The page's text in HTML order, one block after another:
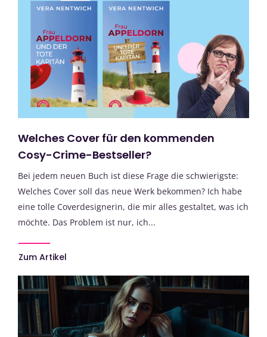
Welches Cover für den kommenden
Cosy-Crime-Bestseller?
Bei jedem neuen Buch ist diese Frage die schwierigste:
Welches Cover soll das neue Werk bekommen? Ich habe
eine tolle Coverdesignerin, die mir alles gestaltet, was ich
möchte. Das Problem ist nur, ich...
Zum Artikel